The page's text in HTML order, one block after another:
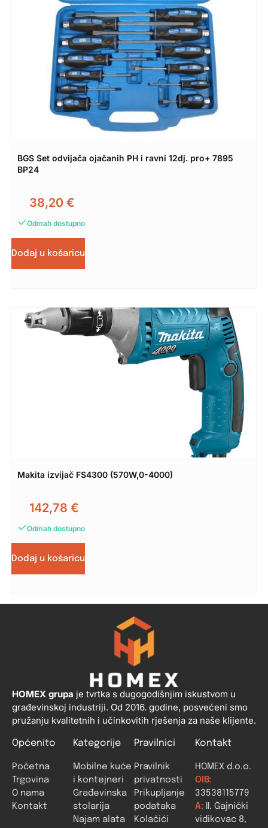
BGS Set odvijača ojačanih PH i ravni 12dj. pro+ 7895
BP24
38,20 €
Odmah dostupno
Dodaj u košaricu
Makita izvijač FS4300 (570W,0-4000)
142,78 €
Odmah dostupno
Dodaj u košaricu
HOMEX grupa je tvrtka s dugogodišnjim iskustvom u
građevinskoj industriji. Od 2016. godine, posvećeni smo
pružanju kvalitetnih i učinkovitih rješenja za naše klijente.
Općenito
Početna
Trgovina
O nama
Kontakt
Kategorije
Mobilne kuće
i kontejneri
Građevinska
stolarija
Najam alata
Pravilnici
Pravilnik
privatnosti
Prikupljanje
podataka
Kolačići
Kontakt
HOMEX d.o.o.
OIB:
33538115779
A: II. Gajnički
vidikovac 8,